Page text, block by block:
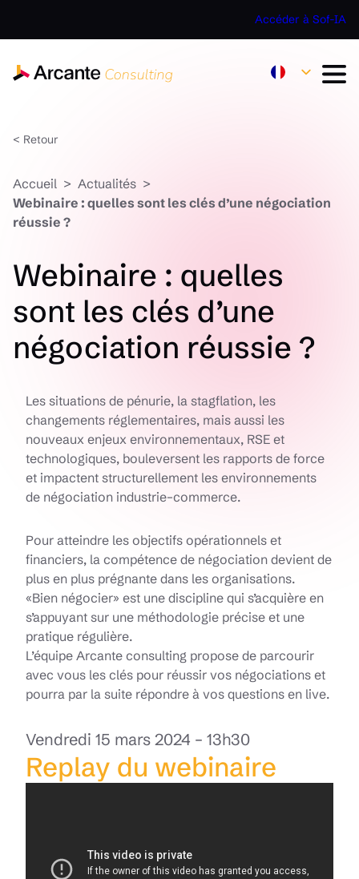
Accéder à Sof-IA
< Retour
Accueil
Actualités
Webinaire : quelles sont les clés d’une négociation
réussie ?
Webinaire : quelles
sont les clés d’une
négociation réussie ?
Les situations de pénurie, la stagflation, les
changements réglementaires, mais aussi les
nouveaux enjeux environnementaux, RSE et
technologiques, bouleversent les rapports de force
et impactent structurellement les environnements
de négociation industrie–commerce.
Pour atteindre les objectifs opérationnels et
financiers, la compétence de négociation devient de
plus en plus prégnante dans les organisations.
«Bien négocier» est une discipline qui s’acquière en
s’appuyant sur une méthodologie précise et une
pratique régulière.
L’équipe Arcante consulting propose de parcourir
avec vous les clés pour réussir vos négociations et
pourra par la suite répondre à vos questions en live.
Vendredi 15 mars 2024 – 13h30
Replay du webinaire